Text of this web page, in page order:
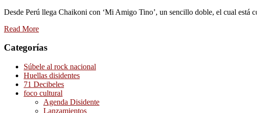
Desde Perú llega Chaikoni con ‘Mi Amigo Tino’, un sencillo doble, el cual está
Read More
Categorías
Súbele al rock nacional
Huellas disidentes
71 Decibeles
foco cultural
Agenda Disidente
Lanzamientos